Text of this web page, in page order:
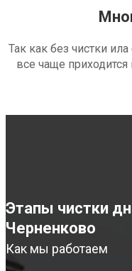
Так как без чистки
все чаще приходится
Этапы чистки
Черненково
Как мы работаем